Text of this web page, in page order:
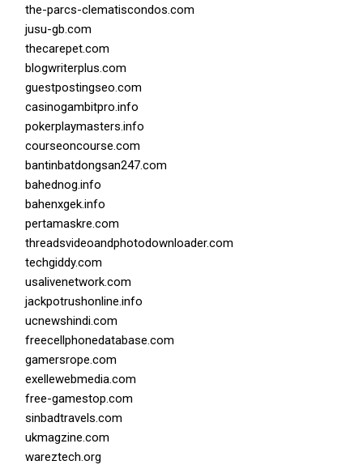
the-parcs-clematiscondos.com
jusu-gb.com
thecarepet.com
blogwriterplus.com
guestpostingseo.com
casinogambitpro.info
pokerplaymasters.info
courseoncourse.com
bantinbatdongsan247.com
bahednog.info
bahenxgek.info
pertamaskre.com
threadsvideoandphotodownloader.com
techgiddy.com
usalivenetwork.com
jackpotrushonline.info
ucnewshindi.com
freecellphonedatabase.com
gamersrope.com
exellewebmedia.com
free-gamestop.com
sinbadtravels.com
ukmagzine.com
wareztech.org